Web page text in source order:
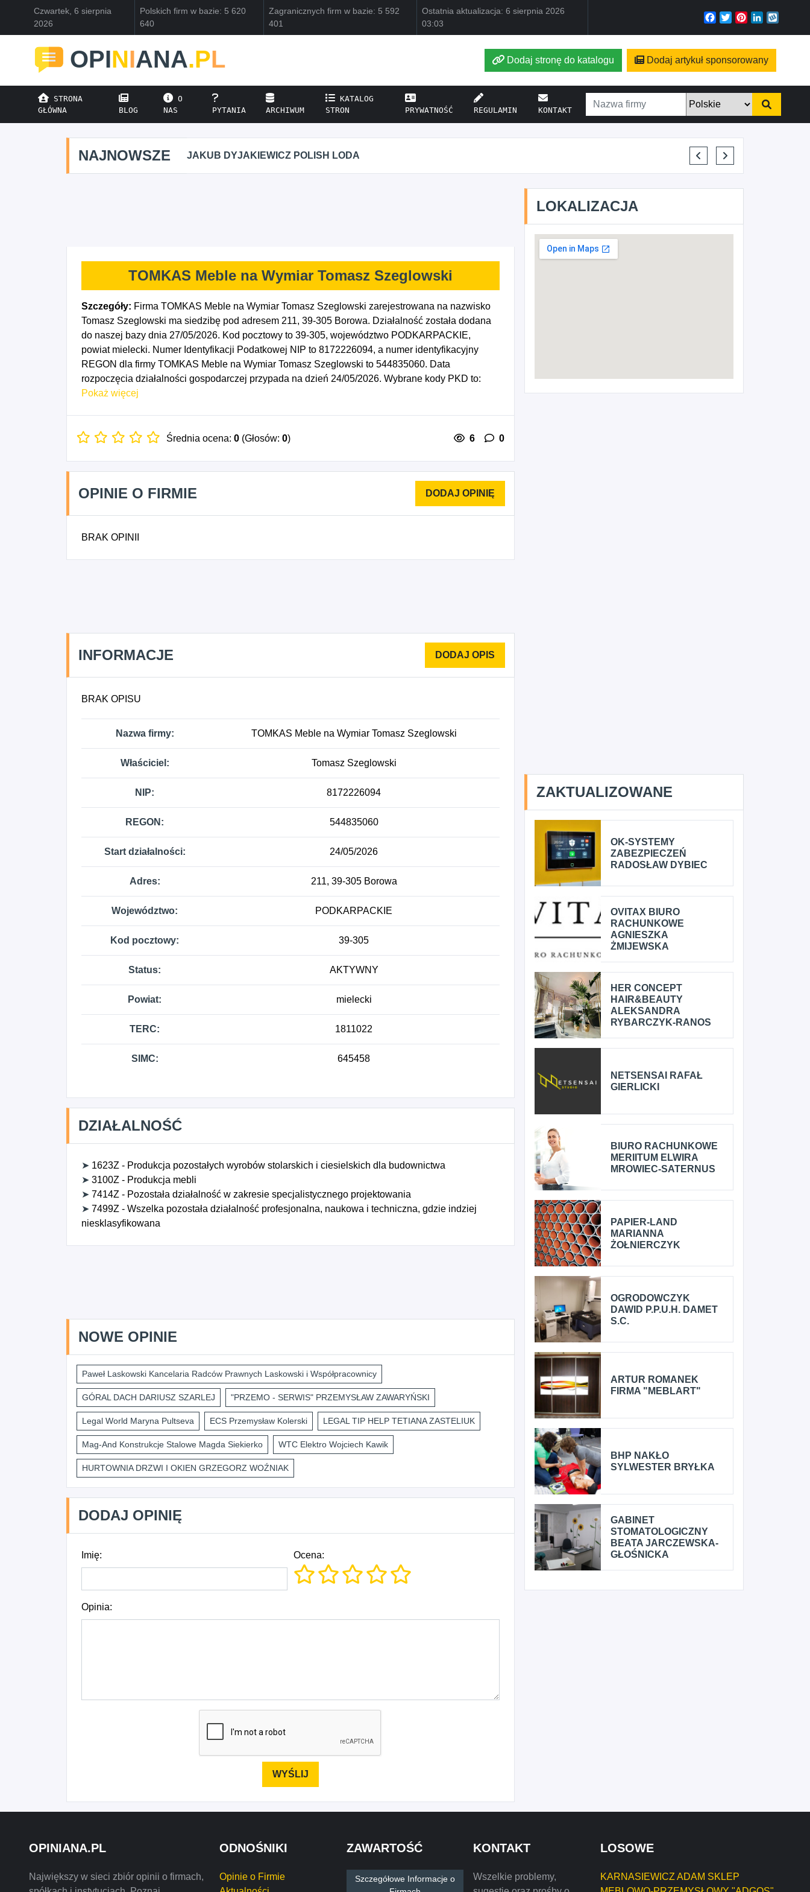
Czwartek, 6 sierpnia
2026
Polskich firm w bazie: 5 620
640
Zagranicznych firm w bazie: 5 592
401
Ostatnia aktualizacja: 6 sierpnia 2026
03:03
Facebook
TwitterPinterest
LinkedIn
OPINIANA.PL Dodaj stronę do katalogu Dodaj artykuł sponsorowany
STRONA
GŁÓWNA
BLOG
O
NAS
PYTANIA ARCHIWUM
KATALOG
STRON
PRYWATNOŚĆ REGULAMIN KONTAKT
NAJNOWSZE
JAKUB DYJAKIEWICZ POLISH LODA ELENA MAKARCHIK
TOMKAS Meble na Wymiar Tomasz Szeglowski
Szczegóły: Firma TOMKAS Meble na Wymiar Tomasz Szeglowski zarejestrowana na nazwisko
Tomasz Szeglowski ma siedzibę pod adresem 211, 39-305 Borowa. Działalność została dodana
do naszej bazy dnia 27/05/2026. Kod pocztowy to 39-305, województwo PODKARPACKIE,
powiat mielecki. Numer Identyfikacji Podatkowej NIP to 8172226094, a numer identyfikacyjny
REGON dla firmy TOMKAS Meble na Wymiar Tomasz Szeglowski to 544835060. Data
rozpoczęcia działalności gospodarczej przypada na dzień 24/05/2026. Wybrane kody PKD to:
1623Z - Produkcja pozostałych wyrobów stolarskich i ciesielskich dla budownictwa, 3100Z -
niesklasyfikowana.
Pokaż więcej
Średnia ocena: 0 (Głosów: 0) 6 0
OPINIE O FIRMIE
BRAK OPINII
INFORMACJE
BRAK OPISU
Nazwa firmy: TOMKAS Meble na Wymiar Tomasz Szeglowski
Właściciel: Tomasz Szeglowski
NIP: 8172226094
REGON: 544835060
Start działalności: 24/05/2026
Adres: 211, 39-305 Borowa
Województwo: PODKARPACKIE
Kod pocztowy: 39-305
Status: AKTYWNY
Powiat: mielecki
TERC: 1811022
SIMC: 645458
DZIAŁALNOŚĆ
➤ 1623Z - Produkcja pozostałych wyrobów stolarskich i ciesielskich dla budownictwa
➤ 3100Z - Produkcja mebli
➤ 7414Z - Pozostała działalność w zakresie specjalistycznego projektowania
➤ 7499Z - Wszelka pozostała działalność profesjonalna, naukowa i techniczna, gdzie indziej
niesklasyfikowana
NOWE OPINIE
Paweł Laskowski Kancelaria Radców Prawnych Laskowski i Współpracownicy
GÓRAL DACH DARIUSZ SZARLEJ "PRZEMO - SERWIS" PRZEMYSŁAW ZAWARYŃSKI
Legal World Maryna Pultseva ECS Przemysław Kolerski LEGAL TIP HELP TETIANA ZASTELIUK
Mag-And Konstrukcje Stalowe Magda Siekierko WTC Elektro Wojciech Kawik
HURTOWNIA DRZWI I OKIEN GRZEGORZ WOŹNIAK
DODAJ OPINIĘ
Imię: Ocena:
Opinia:
LOKALIZACJA
ZAKTUALIZOWANE
OK-SYSTEMY
ZABEZPIECZEŃ
RADOSŁAW DYBIEC
OVITAX BIURO
RACHUNKOWE
AGNIESZKA
ŻMIJEWSKA
HER CONCEPT
HAIR&BEAUTY
ALEKSANDRA
RYBARCZYK-RANOS
NETSENSAI RAFAŁ
GIERLICKI
BIURO RACHUNKOWE
MERIITUM ELWIRA
MROWIEC-SATERNUS
PAPIER-LAND
MARIANNA
ŻOŁNIERCZYK
OGRODOWCZYK
DAWID P.P.U.H. DAMET
S.C.
ARTUR ROMANEK
FIRMA "MEBLART"
BHP NAKŁO
SYLWESTER BRYŁKA
GABINET
STOMATOLOGICZNY
BEATA JARCZEWSKA-
GŁOŚNICKA
OPINIANA.PL
Największy w sieci zbiór opinii o firmach,
ODNOŚNIKI
Opinie o Firmie
ZAWARTOŚĆ
Szczegółowe Informacje o
KONTAKT
Wszelkie problemy,
LOSOWE
KARNASIEWICZ ADAM SKLEP